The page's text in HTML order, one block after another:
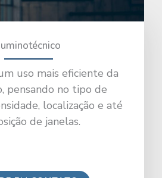
uso mais eficiente da
pensando no tipo de
localização e até
de janelas.